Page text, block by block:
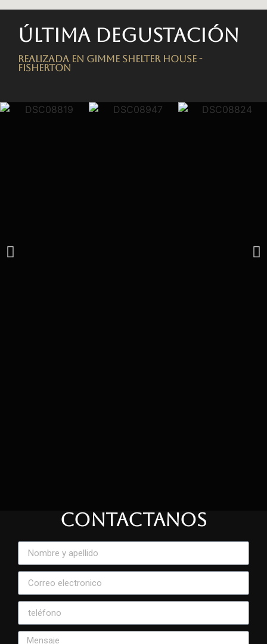
Última degustación
Realizada en Gimme Shelter House -
FISHERTON
CONTACTANOS